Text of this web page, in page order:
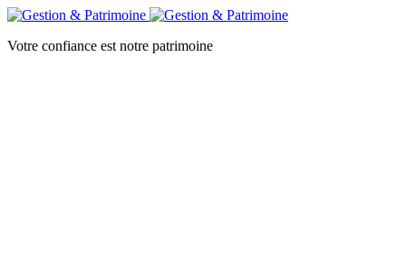
Votre confiance est notre patrimoine